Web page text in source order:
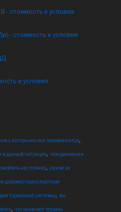
- стоимость и условия
- стоимость и условия
и условия
с которыми они применяются,
в данной ситуации, при движении
на стоянку, какие из
дорожно транспортном
тормозной системы, вы
, что означает термин